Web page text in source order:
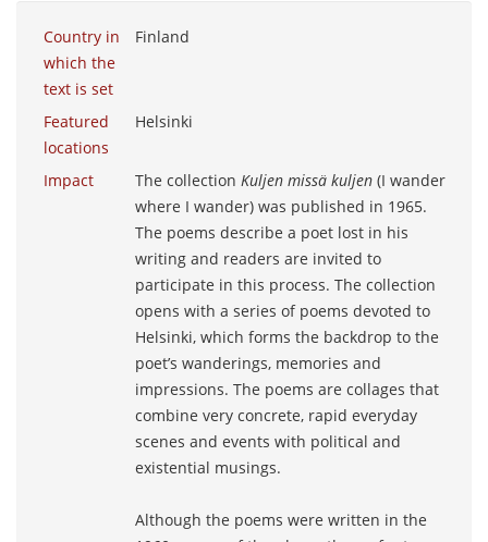
Country in
which the
text is set
Finland
Featured
locations
Helsinki
Impact The collection Kuljen missä kuljen(I wander
where I wander) was published in 1965.
The poems describe a poet lost in his
writing and readers are invited to
participate in this process. The collection
opens with a series of poems devoted to
Helsinki, which forms the backdrop to the
poet’s wanderings, memories and
impressions. The poems are collages that
combine very concrete, rapid everyday
scenes and events with political and
existential musings.
Although the poems were written in the